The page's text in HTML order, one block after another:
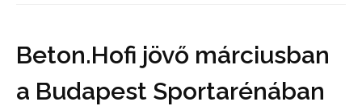
Beton.Hofi jövő márciusban
a Budapest Sportarénában